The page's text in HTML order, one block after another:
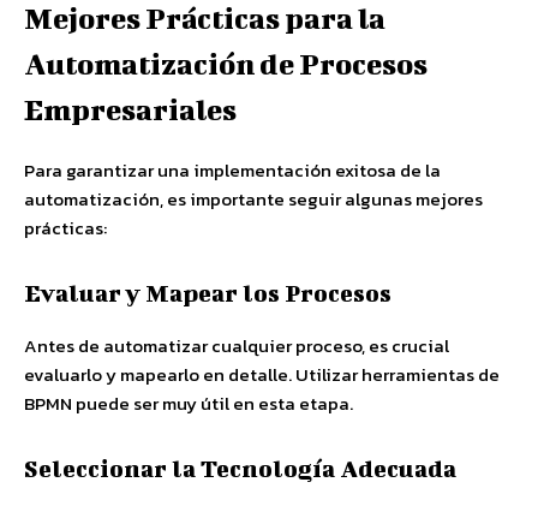
Mejores Prácticas para la
Automatización de Procesos
Empresariales
Para garantizar una implementación exitosa de la
automatización, es importante seguir algunas mejores
prácticas:
Evaluar y Mapear los Procesos
Antes de automatizar cualquier proceso, es crucial
evaluarlo y mapearlo en detalle. Utilizar herramientas de
BPMN puede ser muy útil en esta etapa.
Seleccionar la Tecnología Adecuada